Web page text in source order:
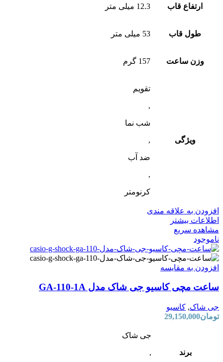
ارتفاع قاب 12.3 میلی متر
طول قاب 53 میلی متر
وزن ساعت 157 گرم
ویژگی
تقویم
,
شب‌ نما
,
ضد آب
,
کرنومتر
افزودن به علاقه مندی
اطلاعات بیشتر
مشاهده سریع
ناموجود
افزودن به مقایسه
ساعت مچی کاسیو جی شاک مدل GA-110-1A
جی شاک, کاسیو
تومان29,150,000
برند
جی شاک
,